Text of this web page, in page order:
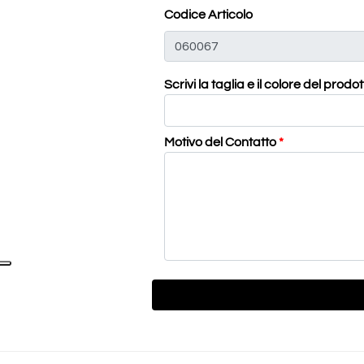
Codice Articolo
Scrivi la taglia e il colore del
Motivo del Contatto*